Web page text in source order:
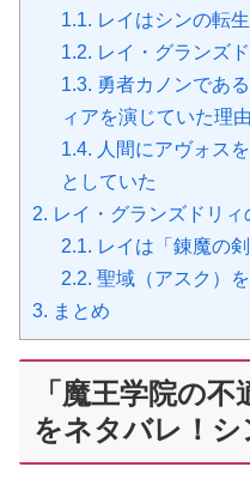
1.1. レイはシンの転
1.2. レイ・グランズ
1.3. 勇者カノンであ
ィアを演じていた理由
1.4. 人間にアヴォス
としていた
2. レイ・グランズドリ
2.1. レイは「錬魔の
2.2. 聖域（アスク）
3. まとめ
「魔王学院の
をネタバレ！